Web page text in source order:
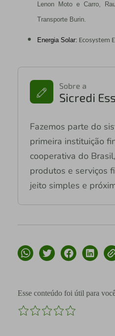
Lenon Moto e Carro,
Transporte Burin.
Energia Solar: Ecosystem
Sobre a
Sicredi
Fazemos parte do
primeira instituição
cooperativa do
produtos e serviços
jeito simples e
Esse conteúdo foi útil para